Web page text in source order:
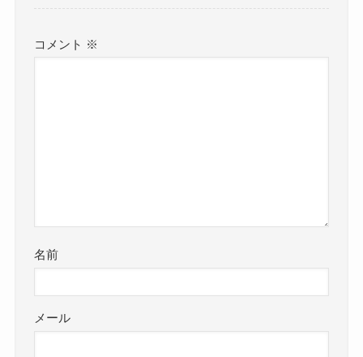
コメント ※
名前
メール